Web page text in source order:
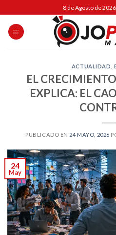
to
content
8 de Agosto de 2026
ACTUALIDAD
EL
EXPLICA: EL
PUBLICADO EN 24 MAYO, 2026
24
May